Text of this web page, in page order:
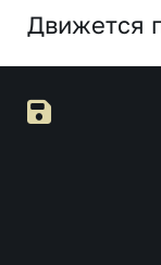
Движется